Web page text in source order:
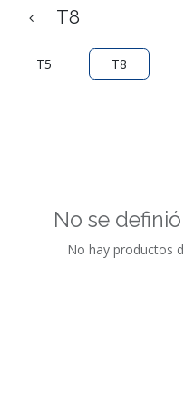
T8
T5 T8
No se
No hay productos